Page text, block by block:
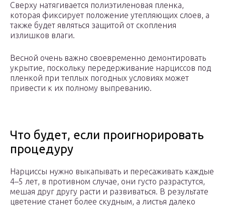
Сверху натягивается полиэтиленовая пленка,
которая фиксирует положение утепляющих слоев, а
также будет являться защитой от скопления
излишков влаги.
Весной очень важно своевременно демонтировать
укрытие, поскольку передерживание нарциссов под
пленкой при теплых погодных условиях может
привести к их полному выпреванию.
Что будет, если проигнорировать
процедуру
Нарциссы нужно выкапывать и пересаживать каждые
4–5 лет, в противном случае, они густо разрастутся,
мешая друг другу расти и развиваться. В результате
цветение станет более скудным, а листья далеко